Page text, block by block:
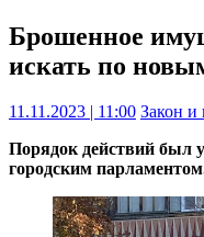
Брошенное
искать по
11.11.2023 | 11:00 Закон и
Порядок действий был
городским